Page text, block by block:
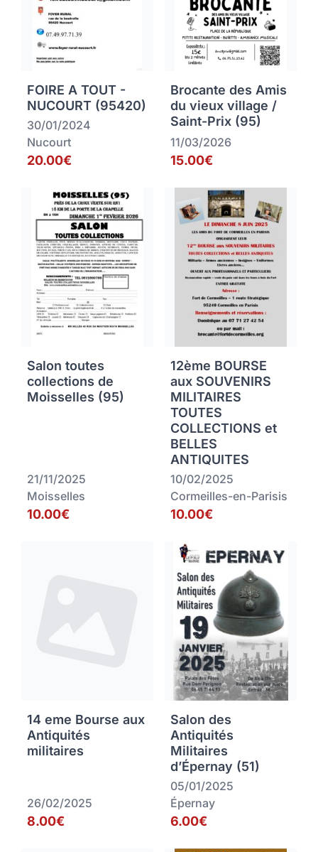
FOIRE A TOUT -
NUCOURT (95420)
30/01/2024
Nucourt
20.00€
Brocante des Amis
du vieux village /
Saint-Prix (95)
11/03/2026
15.00€
Salon toutes
collections de
Moisselles (95)
21/11/2025
Moisselles
10.00€
12ème BOURSE
aux SOUVENIRS
MILITAIRES
TOUTES
COLLECTIONS et
BELLES
ANTIQUITES
10/02/2025
Cormeilles-en-Parisis
10.00€
14 eme Bourse aux
Antiquités
militaires
26/02/2025
8.00€
Salon des
Antiquités
Militaires
d’Épernay (51)
05/01/2025
Épernay
6.00€